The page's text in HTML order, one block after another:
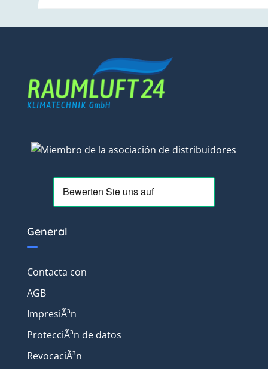
General
Contacta con
AGB
ImpresiÃ³n
ProtecciÃ³n de datos
RevocaciÃ³n